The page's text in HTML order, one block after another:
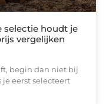
selectie houdt je
vergelijken
begin dan niet bij
eerst selecteert